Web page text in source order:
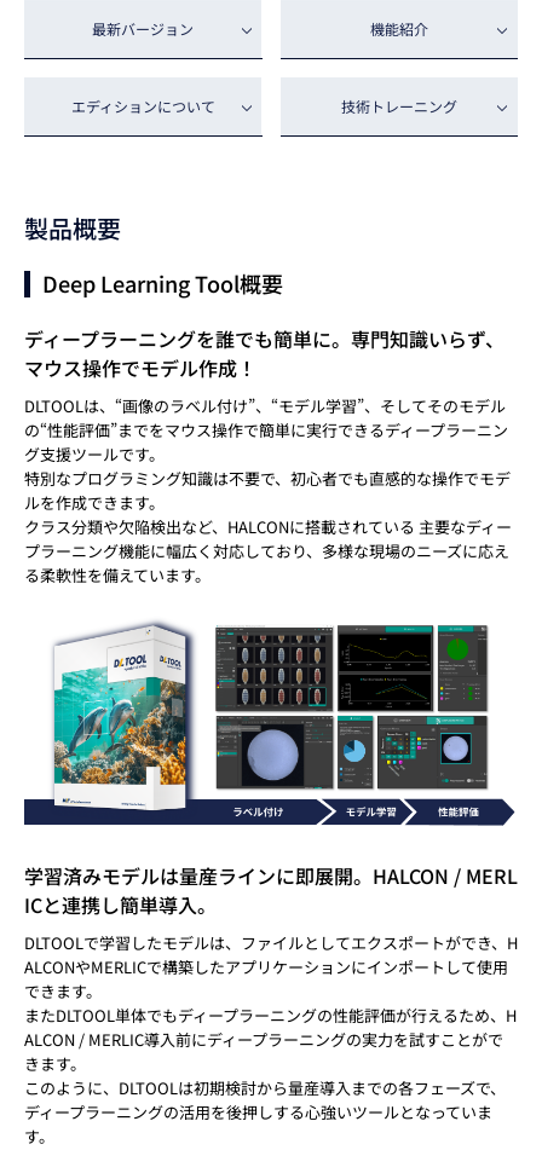
最新バージョン 機能紹介
エディションについて 技術トレーニング
製品概要
Deep Learning Tool概要
ディープラーニングを誰でも簡単に。専門知識いらず、
マウス操作でモデル作成！
DLTOOLは、“画像のラベル付け”、“モデル学習”、そしてそのモデル
の“性能評価”までをマウス操作で簡単に実行できるディープラーニン
グ支援ツールです。
特別なプログラミング知識は不要で、初心者でも直感的な操作でモデ
ルを作成できます。
クラス分類や欠陥検出など、HALCONに搭載されている 主要なディー
プラーニング機能に幅広く対応しており、多様な現場のニーズに応え
る柔軟性を備えています。
学習済みモデルは量産ラインに即展開。HALCON / MERL
ICと連携し簡単導入。
DLTOOLで学習したモデルは、ファイルとしてエクスポートができ、H
ALCONやMERLICで構築したアプリケーションにインポートして使用
できます。
またDLTOOL単体でもディープラーニングの性能評価が行えるため、H
ALCON / MERLIC導入前にディープラーニングの実力を試すことがで
きます。
このように、DLTOOLは初期検討から量産導入までの各フェーズで、
ディープラーニングの活用を後押しする心強いツールとなっていま
す。